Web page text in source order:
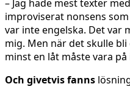
– Jag hade mest texter
improviserat nonsens
var inte engelska. Det var
mig. Men när det skulle
minst en låt måste vara på
Och givetvis fanns